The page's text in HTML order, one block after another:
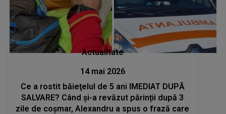
Actualitate
14 mai 2026
Ce a rostit băieţelul de 5 ani IMEDIAT DUPĂ
SALVARE? Când și-a revăzut părinții după 3
zile de coșmar, Alexandru a spus o frază care